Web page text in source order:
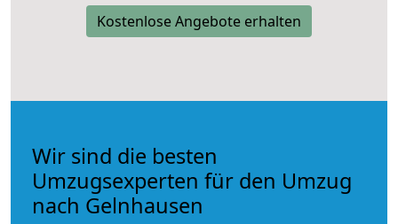
Kostenlose Angebote erhalten
Wir sind die besten
Umzugsexperten für den Umzug
nach Gelnhausen